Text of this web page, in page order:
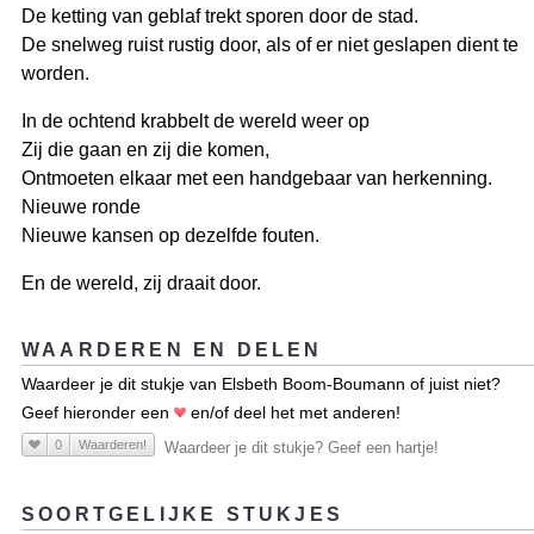
De ketting van geblaf trekt sporen door de stad.
De snelweg ruist rustig door, als of er niet geslapen dient te
worden.
In de ochtend krabbelt de wereld weer op
Zij die gaan en zij die komen,
Ontmoeten elkaar met een handgebaar van herkenning.
Nieuwe ronde
Nieuwe kansen op dezelfde fouten.
En de wereld, zij draait door.
WAARDEREN EN DELEN
Waardeer je dit stukje van Elsbeth Boom-Boumann of juist niet?
Geef hieronder een
en/of deel het met anderen!
0 Waarderen! Waardeer je dit stukje? Geef een hartje!
SOORTGELIJKE STUKJES